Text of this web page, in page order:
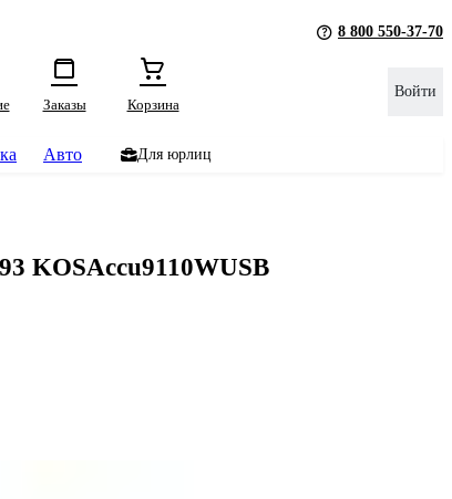
8 800 550-37-70
Заказы Корзина
Войти
Авто Для юрлиц
KOSAccu9110WUSB